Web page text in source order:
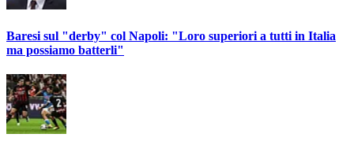
Baresi sul "derby" col Napoli: "Loro superiori a tutti in Italia
ma possiamo batterli"